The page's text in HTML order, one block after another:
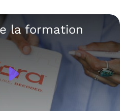
la formation